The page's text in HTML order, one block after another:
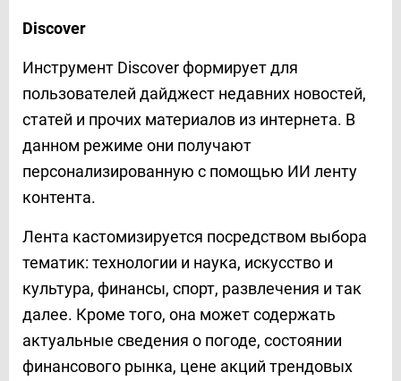
Discover
Инструмент Discover формирует для
пользователей дайджест недавних новостей,
статей и прочих материалов из интернета. В
данном режиме они получают
персонализированную с помощью ИИ ленту
контента.
Лента кастомизируется посредством выбора
тематик: технологии и наука, искусство и
культура, финансы, спорт, развлечения и так
далее. Кроме того, она может содержать
актуальные сведения о погоде, состоянии
финансового рынка, цене акций трендовых